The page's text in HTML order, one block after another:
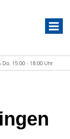
Do. 15:00 - 18:00 Uhr